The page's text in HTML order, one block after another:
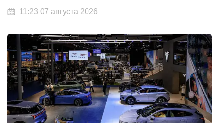
11:23 07 августа 2026